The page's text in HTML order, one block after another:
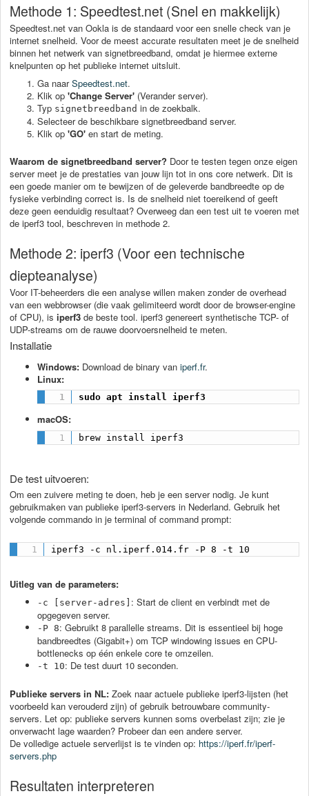
Methode 1: Speedtest.net (Snel en makkelijk)
Speedtest.net van Ookla is de standaard voor een snelle check van je
internet snelheid. Voor de meest accurate resultaten meet je de snelheid
binnen het netwerk van signetbreedband, omdat je hiermee externe
knelpunten op het publieke internet uitsluit.
Ga naarSpeedtest.net.
Klik op 'Change Server' (Verander server).
Typ signetbreedband in de zoekbalk.
Selecteer de beschikbare signetbreedband server.
Klik op 'GO' en start de meting.
Waarom de signetbreedband server? Door te testen tegen onze eigen
server meet je de prestaties van jouw lijn tot in ons core netwerk. Dit is
een goede manier om te bewijzen of de geleverde bandbreedte op de
fysieke verbinding correct is. Is de snelheid niet toereikend of geeft
deze geen eenduidig resultaat? Overweeg dan een test uit te voeren met
de iperf3 tool, beschreven in methode 2.
Methode 2: iperf3 (Voor een technische
diepteanalyse)
Voor IT-beheerders die een analyse willen maken zonder de overhead
van een webbrowser (die vaak gelimiteerd wordt door de browser-engine
of CPU), is iperf3 de beste tool. iperf3 genereert synthetische TCP- of
UDP-streams om de rauwe doorvoersnelheid te meten.
Installatie
Windows: Download de binary van iperf.fr.
Linux:
sudo apt install iperf3
macOS:
brew install iperf3
De test uitvoeren:
Om een zuivere meting te doen, heb je een server nodig. Je kunt
gebruikmaken van publieke iperf3-servers in Nederland. Gebruik het
volgende commando in je terminal of command prompt:
iperf3 -c nl.iperf.014.fr -P 8 -t 10
Uitleg van de parameters:
-c [server-adres] : Start de client en verbindt met de
opgegeven server.
-P 8: Gebruikt 8 parallelle streams. Dit is essentieel bij hoge
bandbreedtes (Gigabit+) om TCP windowing issues en CPU-
bottlenecks op één enkele core te omzeilen.
-t 10: De test duurt 10 seconden.
Publieke servers in NL: Zoek naar actuele publieke iperf3-lijsten (het
voorbeeld kan verouderd zijn) of gebruik betrouwbare community-
servers. Let op: publieke servers kunnen soms overbelast zijn; zie je
onverwacht lage waarden? Probeer dan een andere server.
De volledige actuele serverlijst is te vinden op: https://iperf.fr/iperf-
servers.php
Resultaten interpreteren